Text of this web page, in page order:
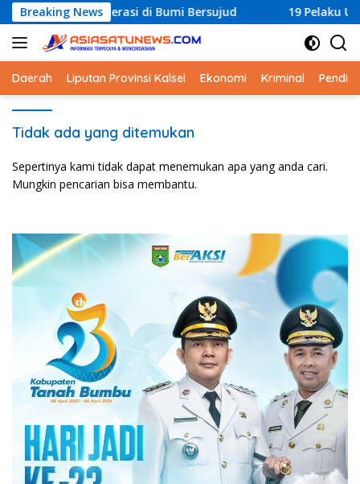
Langsung
ke
konten
Breaking News
Literasi di Bumi Bersujud 19 Pelaku Usaha Mikro
Daerah Liputan Provinsi Kalsel Ekonomi Kriminal
Tidak ada yang ditemukan
Sepertinya kami tidak dapat menemukan apa yang anda cari.
Mungkin pencarian bisa membantu.